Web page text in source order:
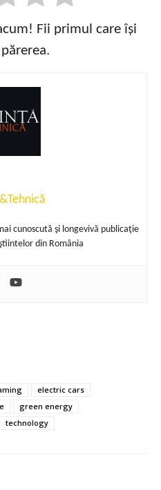
Fii primul care își
cunoscută şi longevivă publicaţie
din România
electric cars
green energy
technology